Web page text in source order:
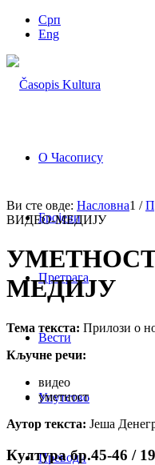
Срп
Eng
О Часопису
Бројеви
Претрага
Вести
Упутство
Преводи
Ви сте овде: Насловна1 /
ВИДЕО-МЕДИЈУ
МЕДИЈУ
Тема текста: Прилози о
Кључне речи:
видео
уметност
Аутор текста: Јеша
Култура бр.45-46 /